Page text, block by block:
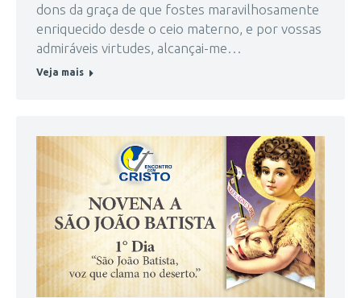
dons da graça de que fostes maravilhosamente
enriquecido desde o ceio materno, e por vossas
admiráveis virtudes, alcançai-me…
Veja mais